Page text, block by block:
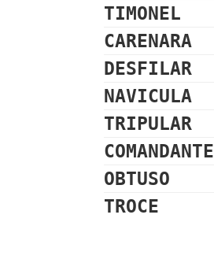
TIMONEL
CARENARA
DESFILAR
NAVICULA
TRIPULAR
COMANDANTE
OBTUSO
TROCE